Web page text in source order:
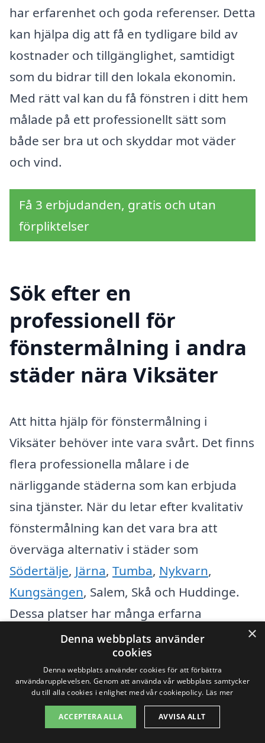
har erfarenhet och goda referenser. Detta
kan hjälpa dig att få en tydligare bild av
kostnader och tillgänglighet, samtidigt
som du bidrar till den lokala ekonomin.
Med rätt val kan du få fönstren i ditt hem
målade på ett professionellt sätt som
både ser bra ut och skyddar mot väder
och vind.
Få 3 erbjudanden, gratis och utan
förpliktelser
Sök efter en
professionell för
fönstermålning i andra
städer nära Viksäter
Att hitta hjälp för fönstermålning i
Viksäter behöver inte vara svårt. Det finns
flera professionella målare i de
närliggande städerna som kan erbjuda
sina tjänster. När du letar efter kvalitativ
fönstermålning kan det vara bra att
överväga alternativ i städer som
Södertälje, Järna, Tumba, Nykvarn,
Kungsängen, Salem, Skå och Huddinge.
Dessa platser har många erfarna
fönstermålare som kan hjälpa dig att få
jobbet gjort på ett effektivt och snyggt
sätt.
För att underlätta din sökning kan du
×
Denna webbplats använder
cookies
Denna webbplats använder cookies för att förbättra
användarupplevelsen. Genom att använda vår webbplats samtycker
du till alla cookies i enlighet med vår cookiepolicy. Läs mer
ACCEPTERA ALLA AVVISA ALLT